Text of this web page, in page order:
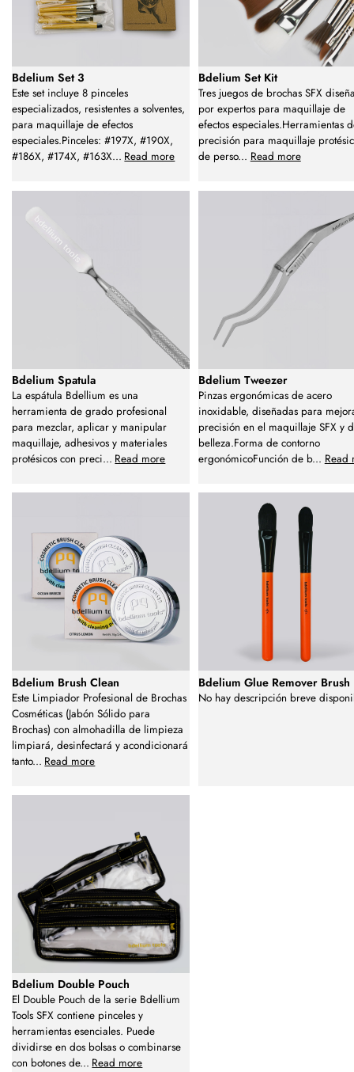
Bdelium Set 3
Este set incluye 8 pinceles
especializados, resistentes a solventes,
para maquillaje de efectos
especiales.Pinceles: #197X, #190X,
#186X, #174X, #163X... Read more
Bdelium Set Kit
Tres juegos de brochas SFX
por expertos para maquillaje de
efectos especiales.Herramientas
precisión para maquillaje
de perso... Read more
Bdelium Spatula
La espátula Bdellium es una
herramienta de grado profesional
para mezclar, aplicar y manipular
maquillaje, adhesivos y materiales
protésicos con preci... Read more
Bdelium Tweezer
Pinzas ergonómicas de acero
inoxidable, diseñadas para
precisión en el maquillaje SFX y
belleza.Forma de contorno
ergonómicoFunción de b... Read
Bdelium Brush Clean
Este Limpiador Profesional de Brochas
Cosméticas (Jabón Sólido para
Brochas) con almohadilla de limpieza
limpiará, desinfectará y acondicionará
tanto... Read more
Bdelium Glue Remover Brush
No hay descripción breve
Bdelium Double Pouch
El Double Pouch de la serie Bdellium
Tools SFX contiene pinceles y
herramientas esenciales. Puede
dividirse en dos bolsas o combinarse
con botones de... Read more